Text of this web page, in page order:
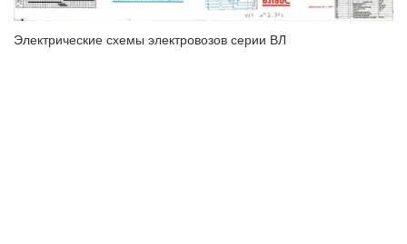
Электрические схемы электровозов серии ВЛ